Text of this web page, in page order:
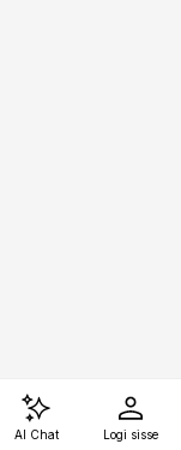
AI Chat Logi sisse